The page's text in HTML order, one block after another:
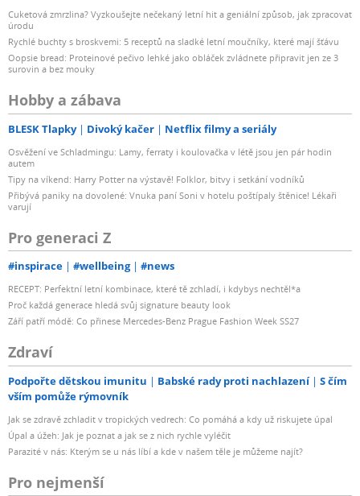
Cuketová zmrzlina? Vyzkoušejte nečekaný letní hit a geniální způsob, jak zpracovat
úrodu
Rychlé buchty s broskvemi: 5 receptů na sladké letní moučníky, které mají šťávu
Oopsie bread: Proteinové pečivo lehké jako obláček zvládnete připravit jen ze 3
surovin a bez mouky
Hobby a zábava
BLESK Tlapky Divoký kačer Netflix filmy a seriály
Osvěžení ve Schladmingu: Lamy, ferraty i koulovačka v létě jsou jen pár hodin
autem
Tipy na víkend: Harry Potter na výstavě! Folklor, bitvy i setkání vodníků
Přibývá paniky na dovolené: Vnuka paní Soni v hotelu poštípaly štěnice! Lékaři
varují
Pro generaci Z
#inspirace #wellbeing #news
RECEPT: Perfektní letní kombinace, které tě zchladí, i kdybys nechtěl*a
Proč každá generace hledá svůj signature beauty look
Září patří módě: Co přinese Mercedes-Benz Prague Fashion Week SS27
Zdraví
Podpořte dětskou imunitu Babské rady proti nachlazení
S čím
vším pomůže rýmovník
Jak se zdravě zchladit v tropických vedrech: Co pomáhá a kdy už riskujete úpal
Úpal a úžeh: Jak je poznat a jak se z nich rychle vyléčit
Parazité v nás: Kterým se u nás líbí a kde v našem těle je můžeme najít?
Pro nejmenší